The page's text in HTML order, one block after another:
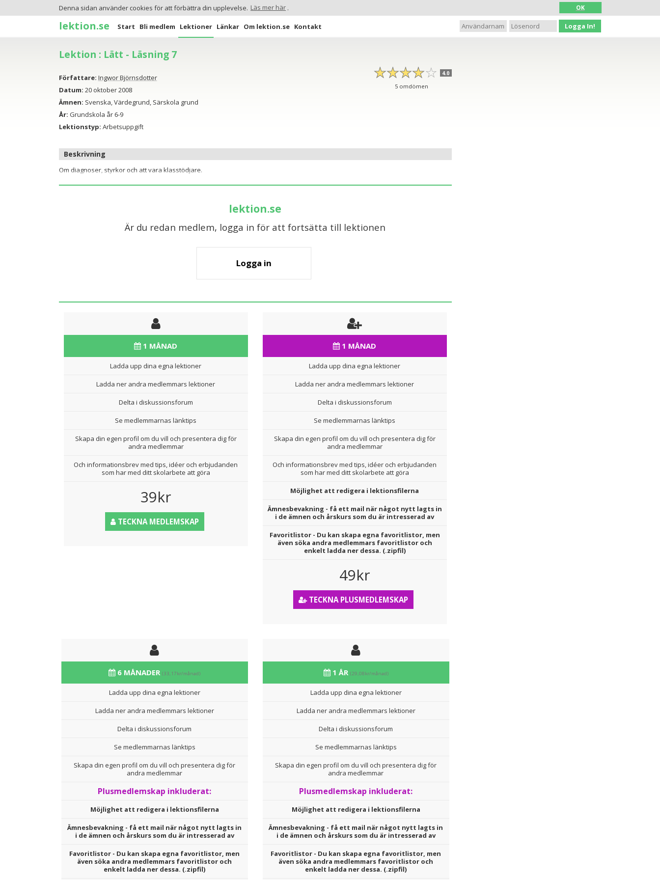
Denna sidan använder cookies för att förbättra din upplevelse. Läs mer här . OK
lektion.se Start Bli medlem Lektioner Länkar Om lektion.se Kontakt Logga In!
Lektion : Lätt - Läsning 7
☆☆☆☆☆
★★★★★ 4.0
5omdömen
Författare: Ingwor Björnsdotter
Datum: 20 oktober 2008
Ämnen: Svenska, Värdegrund, Särskola grund
År: Grundskola år 6-9
Lektionstyp: Arbetsuppgift
Beskrivning
Om diagnoser, styrkor och att vara klasstödjare.
lektion.se
Är du redan medlem, logga in för att fortsätta till lektionen
Logga in
1 MÅNAD
Ladda upp dina egna lektioner
Ladda ner andra medlemmars lektioner
Delta i diskussionsforum
Se medlemmarnas länktips
Skapa din egen profil om du vill och presentera dig för
andra medlemmar
Och informationsbrev med tips, idéer och erbjudanden
som har med ditt skolarbete att göra
39kr
TECKNA MEDLEMSKAP
1 MÅNAD
Ladda upp dina egna lektioner
Ladda ner andra medlemmars lektioner
Delta i diskussionsforum
Se medlemmarnas länktips
Skapa din egen profil om du vill och presentera dig för
andra medlemmar
Och informationsbrev med tips, idéer och erbjudanden
som har med ditt skolarbete att göra
Möjlighet att redigera i lektionsfilerna
Ämnesbevakning - få ett mail när något nytt lagts in
i de ämnen och årskurs som du är intresserad av
Favoritlistor - Du kan skapa egna favoritlistor, men
även söka andra medlemmars favoritlistor och
enkelt ladda ner dessa. (.zipfil)
49kr
TECKNA PLUSMEDLEMSKAP
6 MÅNADER (33,17kr/månad)
Ladda upp dina egna lektioner
Ladda ner andra medlemmars lektioner
Delta i diskussionsforum
Se medlemmarnas länktips
Skapa din egen profil om du vill och presentera dig för
andra medlemmar
Plusmedlemskap inkluderat:
Möjlighet att redigera i lektionsfilerna
Ämnesbevakning - få ett mail när något nytt lagts in
i de ämnen och årskurs som du är intresserad av
Favoritlistor - Du kan skapa egna favoritlistor, men
även söka andra medlemmars favoritlistor och
enkelt ladda ner dessa. (.zipfil)
1 ÅR (29,08kr/månad)
Ladda upp dina egna lektioner
Ladda ner andra medlemmars lektioner
Delta i diskussionsforum
Se medlemmarnas länktips
Skapa din egen profil om du vill och presentera dig för
andra medlemmar
Plusmedlemskap inkluderat:
Möjlighet att redigera i lektionsfilerna
Ämnesbevakning - få ett mail när något nytt lagts in
i de ämnen och årskurs som du är intresserad av
Favoritlistor - Du kan skapa egna favoritlistor, men
även söka andra medlemmars favoritlistor och
enkelt ladda ner dessa. (.zipfil)